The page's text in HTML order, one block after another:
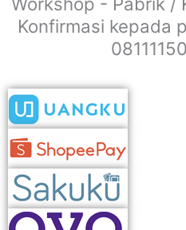
Konfirmasi kepada